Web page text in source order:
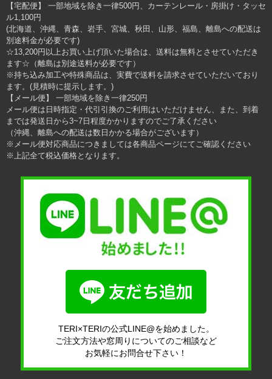
【宅配便】 一部地域を除き一律500円、カーテンレール・房掛け・タッセ
ル1,100円
(北海道、沖縄、青森、岩手、宮城、秋田、山形、福島、離島への配送は
別途料金が必要です)
☆13,200円以上お買い上げ頂いた場合は、送料は無料とさせていただき
ます☆（離島は別途送料が必要です）
※持ち込み加工や特殊商品は、実費で送料を請求させていただいており
ます。(見積時に提示します。)
【メール便】 一部地域を除き一律250円
メール便は日時指定・代引引換のご利用はいただけません、また、到着
までは発送日から3~7日程度かかりますのでご了承ください
（沖縄、離島への配送は数日かかる場合がございます）
※メール便対応商品につきましては各商品ページにてご確認ください
※上記全て税込価格となります。
TERI×TERIの公式LINE@を始めました。
ご注文方法や窓周りについてのご相談など
お気軽にお問合せ下さい！